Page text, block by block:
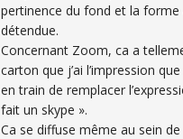
pertinence du fond et la forme
détendue.
Concernant Zoom, ca a
carton que j’ai l’impression
en train de remplacer
fait un skype ».
Ca se diffuse même au sein de